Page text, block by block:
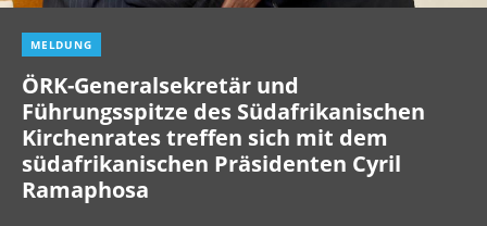
MELDUNG
ÖRK-Generalsekretär und
Führungsspitze des Südafrikanischen
Kirchenrates treffen sich mit dem
südafrikanischen Präsidenten Cyril
Ramaphosa